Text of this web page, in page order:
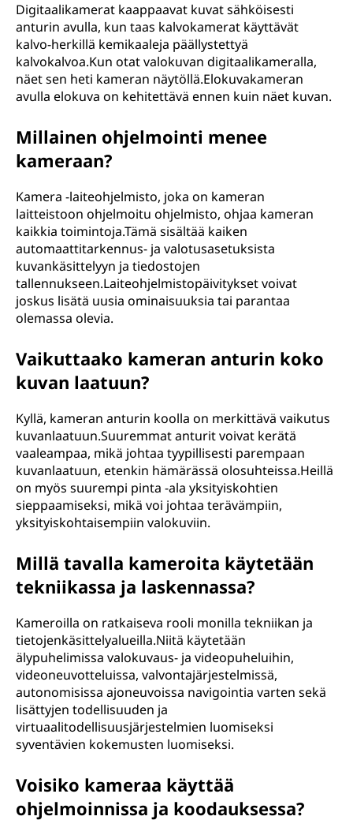
Digitaalikamerat kaappaavat kuvat sähköisesti
anturin avulla, kun taas kalvokamerat käyttävät
kalvo-herkillä kemikaaleja päällystettyä
kalvokalvoa.Kun otat valokuvan digitaalikameralla,
näet sen heti kameran näytöllä.Elokuvakameran
avulla elokuva on kehitettävä ennen kuin näet kuvan.
Millainen ohjelmointi menee
kameraan?
Kamera -laiteohjelmisto, joka on kameran
laitteistoon ohjelmoitu ohjelmisto, ohjaa kameran
kaikkia toimintoja.Tämä sisältää kaiken
automaattitarkennus- ja valotusasetuksista
kuvankäsittelyyn ja tiedostojen
tallennukseen.Laiteohjelmistopäivitykset voivat
joskus lisätä uusia ominaisuuksia tai parantaa
olemassa olevia.
Vaikuttaako kameran anturin koko
kuvan laatuun?
Kyllä, kameran anturin koolla on merkittävä vaikutus
kuvanlaatuun.Suuremmat anturit voivat kerätä
vaaleampaa, mikä johtaa tyypillisesti parempaan
kuvanlaatuun, etenkin hämärässä olosuhteissa.Heillä
on myös suurempi pinta -ala yksityiskohtien
sieppaamiseksi, mikä voi johtaa terävämpiin,
yksityiskohtaisempiin valokuviin.
Millä tavalla kameroita käytetään
tekniikassa ja laskennassa?
Kameroilla on ratkaiseva rooli monilla tekniikan ja
tietojenkäsittelyalueilla.Niitä käytetään
älypuhelimissa valokuvaus- ja videopuheluihin,
videoneuvotteluissa, valvontajärjestelmissä,
autonomisissa ajoneuvoissa navigointia varten sekä
lisättyjen todellisuuden ja
virtuaalitodellisuusjärjestelmien luomiseksi
syventävien kokemusten luomiseksi.
Voisiko kameraa käyttää
ohjelmoinnissa ja koodauksessa?